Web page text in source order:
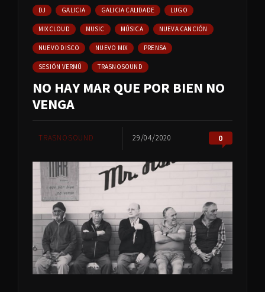
DJ GALICIA GALICIA CALIDADE LUGO
MIXCLOUD MUSIC MÚSICA NUEVA CANCIÓN
NUEVO DISCO NUEVO MIX PRENSA
SESIÓN VERMÚ TRASNOSOUND
NO HAY MAR QUE POR BIEN NO
VENGA
TRASNOSOUND 29/04/2020 0